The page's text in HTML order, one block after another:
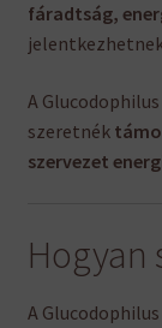
fáradtság,
A
szeretnék
szervezet
Hogyan
A Glucodophilus